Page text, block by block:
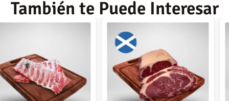
También te Puede Interesar